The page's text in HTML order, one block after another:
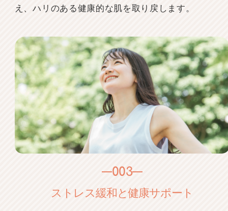
え、ハリのある健康的な肌を取り戻します。
003
ストレス緩和と健康サポート